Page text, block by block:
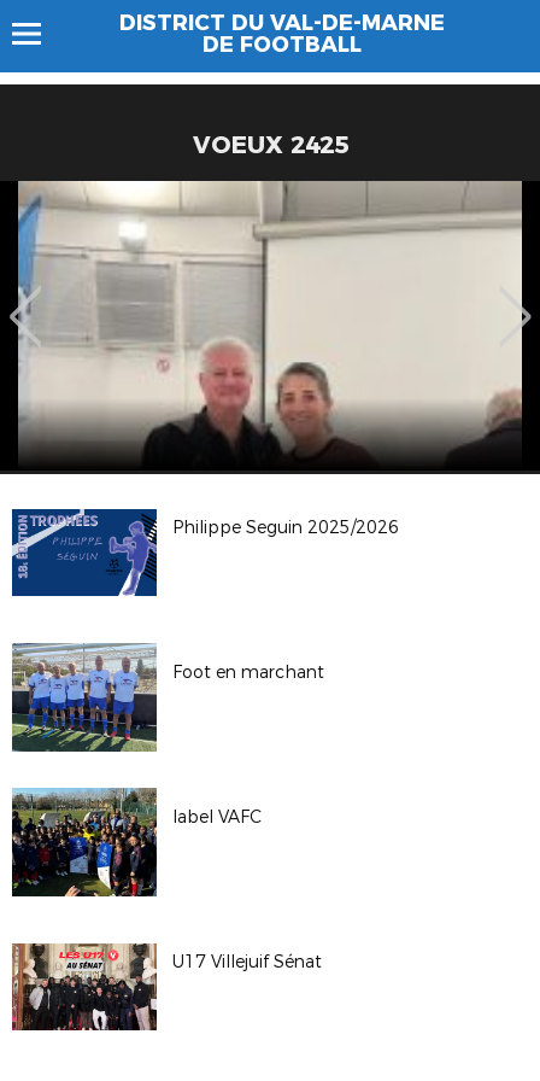
DISTRICT DU VAL-DE-MARNE
DE FOOTBALL
VOEUX 2425
Philippe Seguin 2025/2026
Foot en marchant
label VAFC
U17 Villejuif Sénat